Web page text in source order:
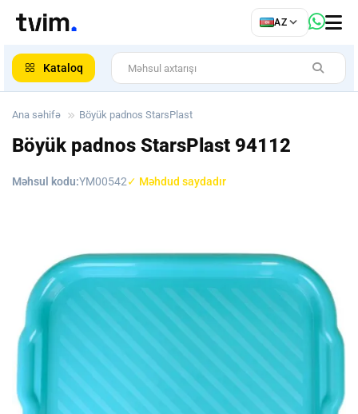
AZ
Kataloq
Ana səhifə Böyük padnos StarsPlast
Böyük padnos StarsPlast 94112
Məhsul kodu:YM00542✓ Məhdud saydadır